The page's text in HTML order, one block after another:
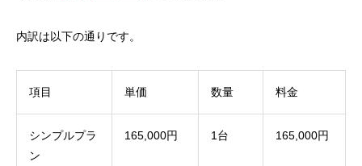
内訳は以下の通りです。
項目 単価 数量 料金
シンプルプラ
ン
165,000円 1台 165,000円